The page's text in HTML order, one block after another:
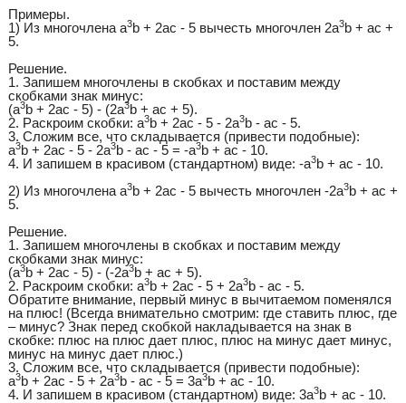
Примеры.
1) Из многочлена а3b + 2ac - 5 вычесть многочлен 2a3b + ас +
5.
Решение.
1. Запишем многочлены в скобках и поставим между
скобками знак минус:
(а3b + 2ac - 5) - (2a3b + ac + 5).
2. Раскроим скобки: а3b + 2ac - 5 - 2а3b - ac - 5.
3. Сложим все, что складывается (привести подобные):
а3b + 2ac - 5 - 2а3b - ac - 5 = -а3b + ac - 10.
4. И запишем в красивом (стандартном) виде: -а3b + ac - 10.
2) Из многочлена a3b + 2ac - 5 вычесть многочлен -2a3b + ас +
5.
Решение.
1. Запишем многочлены в скобках и поставим между
скобками знак минус:
(а3b + 2ac - 5) - (-2a3b + ac + 5).
2. Раскроим скобки: а3b + 2ac - 5 + 2а3b - ac - 5.
Обратите внимание, первый минус в вычитаемом поменялся
на плюс! (Всегда внимательно смотрим: где ставить плюс, где
– минус? Знак перед скобкой накладывается на знак в
скобке: плюс на плюс дает плюс, плюс на минус дает минус,
минус на минус дает плюс.)
3. Сложим все, что складывается (привести подобные):
а3b + 2ac - 5 + 2a3b - ac - 5 = 3a3b + ac - 10.
4. И запишем в красивом (стандартном) виде: 3a3b + ac - 10.